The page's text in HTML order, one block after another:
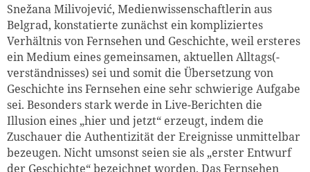
Snežana Milivojević, Medienwissenschaftlerin aus
Belgrad, konstatierte zunächst ein kompliziertes
Verhältnis von Fernsehen und Geschichte, weil ersteres
ein Medium eines gemeinsamen, aktuellen Alltags(-
verständnisses) sei und somit die Übersetzung von
Geschichte ins Fernsehen eine sehr schwierige Aufgabe
sei. Besonders stark werde in Live-Berichten die
Illusion eines „hier und jetzt“ erzeugt, indem die
Zuschauer die Authentizität der Ereignisse unmittelbar
bezeugen. Nicht umsonst seien sie als „erster Entwurf
der Geschichte“ bezeichnet worden. Das Fernsehen